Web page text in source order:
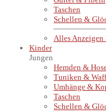
Taschen
Schellen &
Alles Anzeigen
Kinder
Jungen
Hemden &
Tuniken &
Umhänge &
Taschen
Schellen &